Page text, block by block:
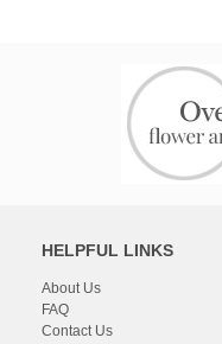
HELPFUL LINKS
About Us
FAQ
Contact Us